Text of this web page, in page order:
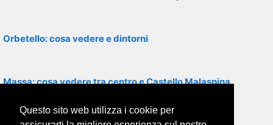
Orbetello: cosa vedere e dintorni
Massa: cosa vedere tra centro e Castello Malaspina
Questo sito web utilizza i cookie per